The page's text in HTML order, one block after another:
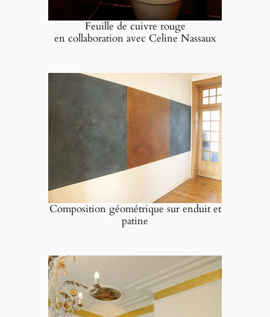
Feuille de cuivre rouge
en collaboration avec Celine Nassaux
Composition géométrique sur enduit et
patine